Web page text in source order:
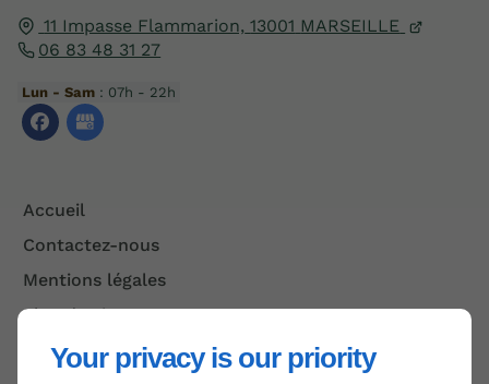
Your privacy is our priority
11 Impasse Flammarion, 13001 MARSEILLE
06 83 48 31 27
Lun - Sam : 07h - 22h
Accueil
Contactez-nous
Mentions légales
Plan du site